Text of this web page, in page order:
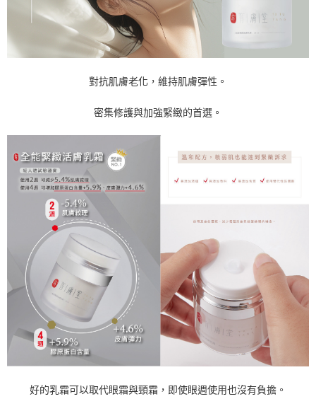
對抗肌膚老化，維持肌膚彈性。
密集修護與加強緊緻的首選。
好的乳霜可以取代眼霜與頸霜，即使眼週使用也沒有負擔。